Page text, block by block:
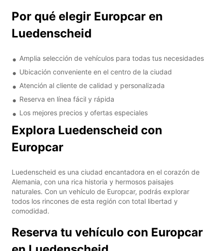
Por qué elegir Europcar en
Luedenscheid
Amplia selección de vehículos para todas tus necesidades
Ubicación conveniente en el centro de la ciudad
Atención al cliente de calidad y personalizada
Reserva en línea fácil y rápida
Los mejores precios y ofertas especiales
Explora Luedenscheid con
Europcar
Luedenscheid es una ciudad encantadora en el corazón de
Alemania, con una rica historia y hermosos paisajes
naturales. Con un vehículo de Europcar, podrás explorar
todos los rincones de esta región con total libertad y
comodidad.
Reserva tu vehículo con Europcar